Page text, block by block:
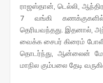
ராஜஸ்தான், டெல்லி,
7 வங்கி கணக்குகளில்
தெரியவந்தது. இதனால்,
வைக்க சைபர் கிரைம்
தொடர்ந்து, ஆன்லைன்
மாநில கும்பலை தேடி